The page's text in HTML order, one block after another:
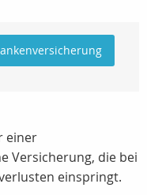
einer
Versicherung, die bei
einspringt.